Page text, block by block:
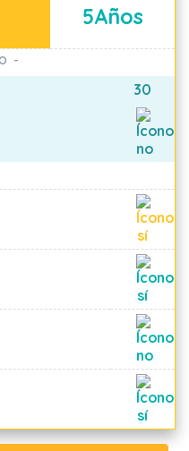
5Años
-
30